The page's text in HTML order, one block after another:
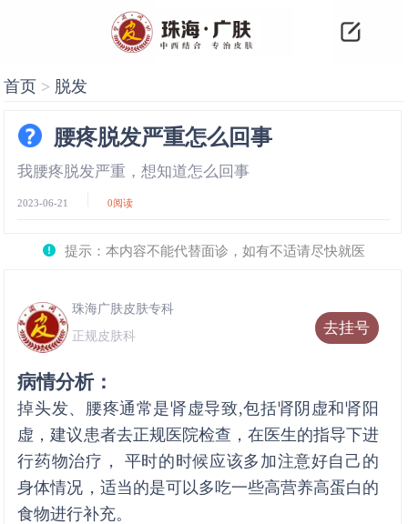
首页 > 脱发
腰疼脱发严重怎么回事
我腰疼脱发严重，想知道怎么回事
2023-06-21 0阅读
提示：本内容不能代替面诊，如有不适请尽快就医
去挂号
珠海广肤皮肤专科
正规皮肤科
病情分析：
掉头发、腰疼通常是肾虚导致,包括肾阴虚和肾阳
虚，建议患者去正规医院检查，在医生的指导下进
行药物治疗， 平时的时候应该多加注意好自己的
身体情况，适当的是可以多吃一些高营养高蛋白的
食物进行补充。